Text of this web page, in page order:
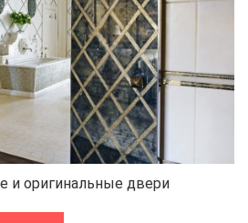
и оригинальные двери